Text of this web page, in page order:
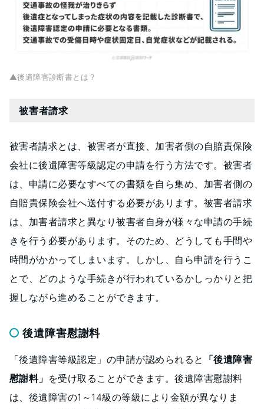
▲後遺障害診断書とは？
被害者請求
被害者請求とは、被害者が直接、加害者側の自賠責保険
会社に後遺障害等級認定の申請を行う方法です。被害者
は、申請に必要なすべての書類を自ら集め、加害者側の
自賠責保険会社へ送付する必要があります。被害者請求
は、加害者請求と異なり被害者自身が様々な申請の手続
きを行う必要があります。そのため、どうしても手間や
時間がかかってしまいます。しかし、自ら申請を行うこ
とで、どのような手続きが行われているかしっかりと把
握しながら進めることができます。
後遺障害慰謝料
「後遺障害等級認定」の申請が認められると
「後遺障害
慰謝料」 を受け取ることができます。後遺障害慰謝料
は、後遺障害の1～14級の等級により金額が異なりま